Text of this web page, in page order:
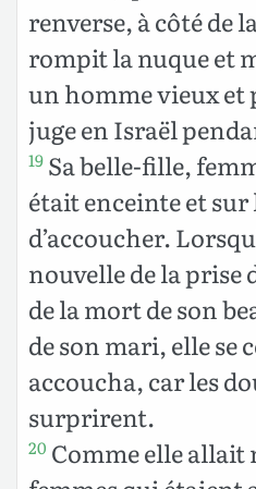
renverse, à côté de
rompit la nuque et
un homme vieux et
juge en Israël
19 Sa belle-fille,
était enceinte et
d’accoucher.
nouvelle de la prise
de la mort de son
de son mari, elle se
accoucha, car les
surprirent.
20 Comme elle